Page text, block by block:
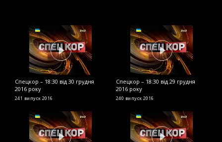
Спецкор – 18:30 від 30 грудня
2016 року
241 випуск 2016
Спецкор – 18:30 від 29 грудня
2016 року
240 випуск 2016